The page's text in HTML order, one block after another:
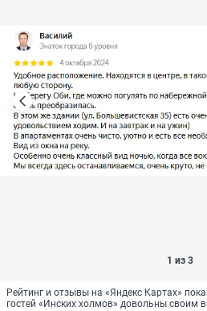
1 из 3
Рейтинг и отзывы на «Яндекс Картах»
гостей «Инских холмов» довольны своим